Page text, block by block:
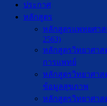
ประกาศ
หลักสูตร
หลักสูตรแพทยศา
2563)
หลักสูตรวิทยาศา
การแพทย์
หลักสูตรวิทยาศา
ข้อมูลสุขภาพ
หลักสูตรวิทยาศา